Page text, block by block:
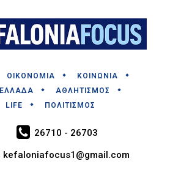
ΟΙΚΟΝΟΜΙΑ
ΚΟΙΝΩΝΙΑ
ΕΛΛΑΔΑ
ΑΘΛΗΤΙΣΜΟΣ
LIFE ΠΟΛΙΤΙΣΜΟΣ
26710 - 26703
kefaloniafocus1@gmail.com